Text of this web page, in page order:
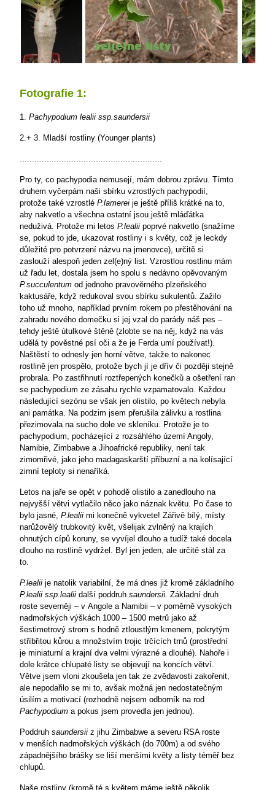
Fotografie 1:
1. Pachypodium lealii ssp.saundersii
2.+ 3. Mladší rostliny (Younger plants)
..........................................................
Pro ty, co pachypodia nemusejí, mám dobrou zprávu. Tímto
druhem vyčerpám naši sbírku vzrostlých pachypodií,
protože také vzrostlé P.lamerei je ještě příliš krátké na to,
aby nakvetlo a všechna ostatní jsou ještě mláďátka
neduživá. Protože mi letos P.lealii poprvé nakvetlo (snažíme
se, pokud to jde, ukazovat rostliny i s květy, což je leckdy
důležité pro potvrzení názvu na jmenovce), určitě si
zaslouží alespoň jeden zel(e)ný list. Vzrostlou rostlinu mám
už řadu let, dostala jsem ho spolu s nedávno opěvovaným
P.succulentum od jednoho pravověrného plzeňského
kaktusáře, když redukoval svou sbírku sukulentů. Zažilo
toho už mnoho, například prvním rokem po přestěhování na
zahradu nového domečku si jej vzal do parády náš pes –
tehdy ještě útulkové štěně (zlobte se na něj, když na vás
udělá ty pověstné psí oči a že je Ferda umí používat!).
Naštěstí to odnesly jen horní větve, takže to nakonec
rostlině jen prospělo, protože bych jí je dřív či později stejně
probrala. Po zastřihnutí roztřepených konečků a ošetření ran
se pachypodium ze zásahu rychle vzpamatovalo. Každou
následující sezónu se však jen olistilo, po květech nebyla
ani památka. Na podzim jsem přerušila zálivku a rostlina
přezimovala na sucho dole ve skleníku. Protože je to
pachypodium, pocházející z rozsáhlého území Angoly,
Namibie, Zimbabwe a Jihoafrické republiky, není tak
zimomřivé, jako jeho madagaskarští příbuzní a na kolísající
zimní teploty si nenaříká.
Letos na jaře se opět v pohodě olistilo a zanedlouho na
nejvyšší větvi vytlačilo něco jako náznak květu. Po čase to
bylo jasné, P.lealii mi konečně vykvete! Zářivě bílý, místy
narůžovělý trubkovitý květ, všelijak zvlněný na krajích
ohnutých cípů koruny, se vyvíjel dlouho a tudíž také docela
dlouho na rostlině vydržel. Byl jen jeden, ale určitě stál za
to.
P.lealii je natolik variabilní, že má dnes již kromě základního
P.lealii ssp.lealii další poddruh saundersii. Základní druh
roste severněji – v Angole a Namibii – v poměrně vysokých
nadmořských výškách 1000 – 1500 metrů jako až
šestimetrový strom s hodně ztloustlým kmenem, pokrytým
stříbřitou kůrou a množstvím trojic trčících trnů (prostřední
je miniaturní a krajní dva velmi výrazné a dlouhé). Nahoře i
dole krátce chlupaté listy se objevují na koncích větví.
Větve jsem vloni zkoušela jen tak ze zvědavosti zakořenit,
ale nepodařilo se mi to, avšak možná jen nedostatečným
úsilím a motivací (rozhodně nejsem odborník na rod
Pachypodium a pokus jsem provedla jen jednou).
Poddruh saundersii z jihu Zimbabwe a severu RSA roste
v menších nadmořských výškách (do 700m) a od svého
západnějšího brášky se liší menšími květy a listy téměř bez
chlupů.
Naše rostliny (kromě té s květem máme ještě několik